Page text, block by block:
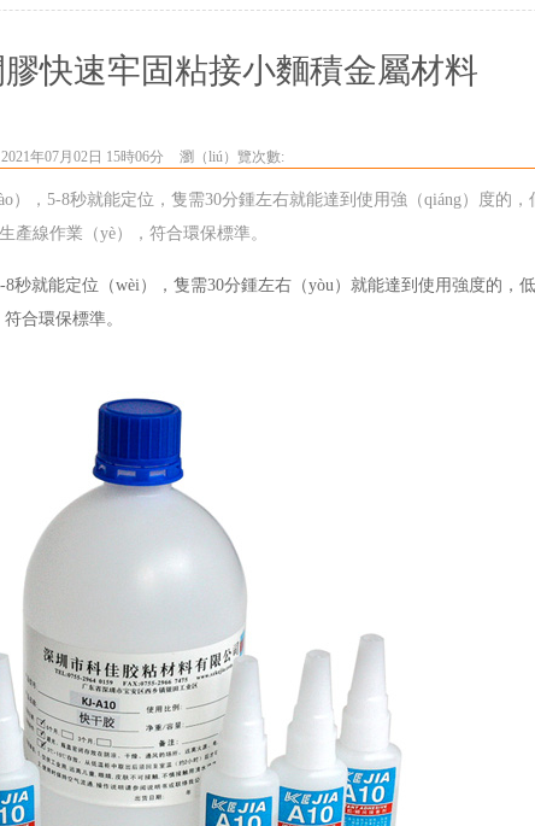
快速牢固粘接小麵積金屬材料
年07月02日 15時06分 瀏（liú）覽次數:
，5-8秒就能定位，隻需30分鍾左右就能達到使用強（qiáng）度的，
產線作業（yè），符合環保標準。
8秒就能定位（wèi），隻需30分鍾左右（yòu）就能達到使用強度的，
合環保標準。